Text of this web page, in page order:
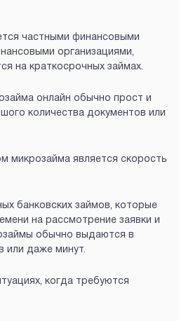
частными финансовыми
организациями,
на краткосрочных займах.
онлайн обычно прост и
количества документов или
микрозайма является скорость
банковских займов, которые
на рассмотрение заявки и
обычно выдаются в
или даже минут.
когда требуются